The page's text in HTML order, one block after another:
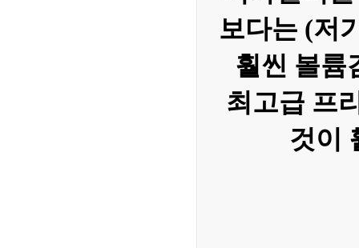
보다는 (저
훨씬 볼륨
최고급 프
것이